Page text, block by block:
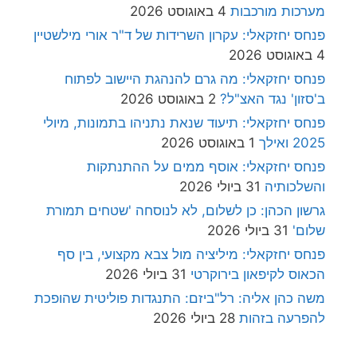
מערכות מורכבות 4 באוגוסט 2026
פנחס יחזקאלי: עקרון השרידות של ד"ר אורי מילשטיין
4 באוגוסט 2026
פנחס יחזקאלי: מה גרם להנהגת היישוב לפתוח
ב'סזון' נגד האצ"ל? 2 באוגוסט 2026
פנחס יחזקאלי: תיעוד שנאת נתניהו בתמונות, מיולי
2025 ואילך
1 באוגוסט 2026
פנחס יחזקאלי: אוסף ממים על ההתנתקות
והשלכותיה 31 ביולי 2026
גרשון הכהן: כן לשלום, לא לנוסחה 'שטחים תמורת
שלום' 31 ביולי 2026
פנחס יחזקאלי: מיליציה מול צבא מקצועי, בין סף
הכאוס לקיפאון בירוקרטי 31 ביולי 2026
משה כהן אליה: רל"ביזם: התנגדות פוליטית שהופכת
להפרעה בזהות 28 ביולי 2026